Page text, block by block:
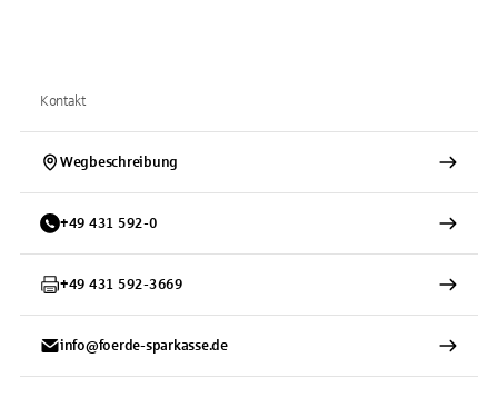
Kontakt
Wegbeschreibung
+49 431 592-0
+49 431 592-3669
info@foerde-sparkasse.de